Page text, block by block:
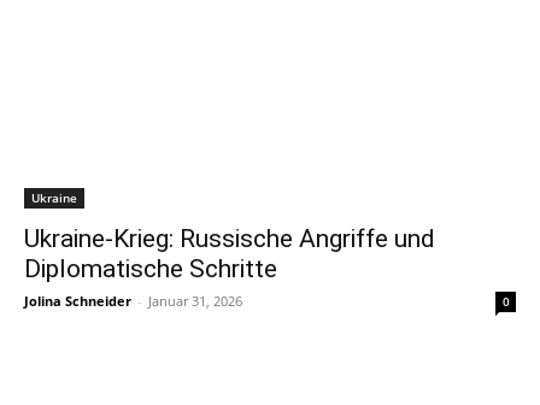
Ukraine
Ukraine-Krieg: Russische Angriffe und
Diplomatische Schritte
Jolina Schneider - Januar 31, 2026 0